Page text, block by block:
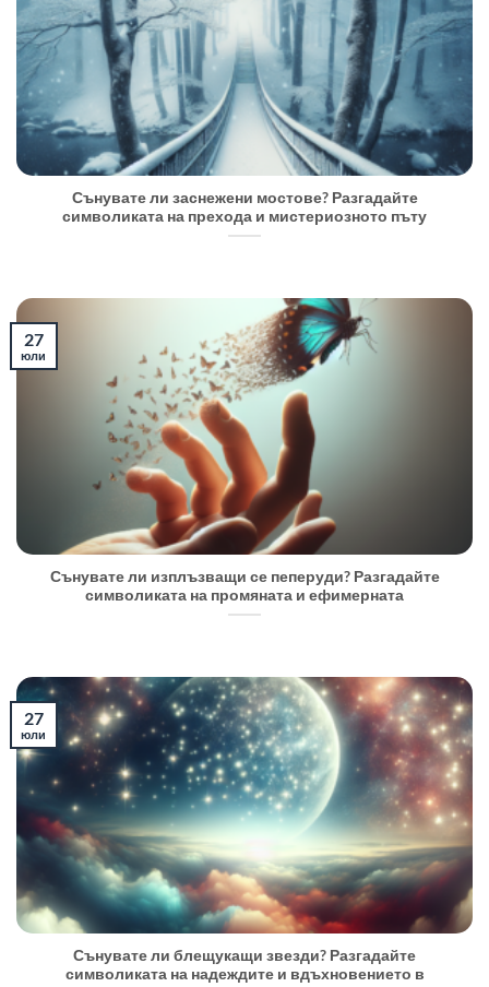
Сънувате ли заснежени мостове? Разгадайте
символиката на прехода и мистериозното пъту
Сънувате ли изплъзващи се пеперуди? Разгадайте
символиката на промяната и ефимерната
27
юли
Сънувате ли блещукащи звезди? Разгадайте
символиката на надеждите и вдъхновението в
27
юли